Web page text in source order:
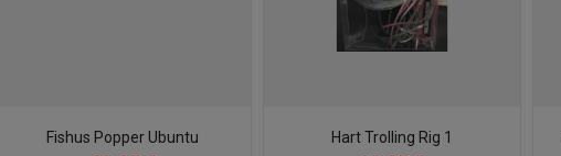
Fishus Popper Ubuntu Hart Trolling Rig 1